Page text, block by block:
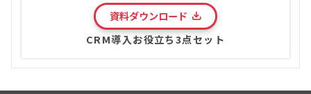
資料ダウンロード
CRM導入お役立ち3点セット